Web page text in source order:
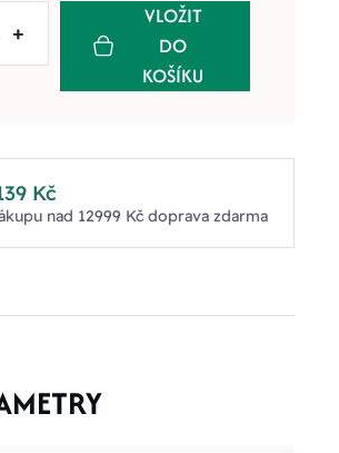
+
VLOŽIT
DO
KOŠÍKU
Kč
nad 12999 Kč doprava zdarma